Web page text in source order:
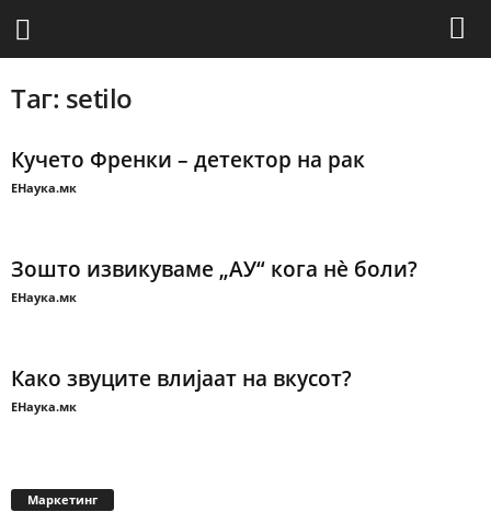
Таг: setilo
Кучето Френки – детектор на рак
ЕНаука.мк
Зошто извикуваме „АУ“ кога нѐ боли?
ЕНаука.мк
Како звуците влијаат на вкусот?
ЕНаука.мк
Маркетинг